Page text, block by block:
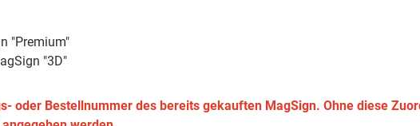
"Premium"
"3D"
oder Bestellnummer des bereits gekauften MagSign. Ohne diese